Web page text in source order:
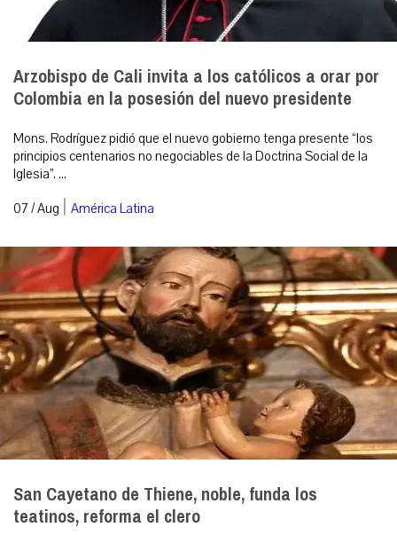
Arzobispo de Cali invita a los católicos a orar por
Colombia en la posesión del nuevo presidente
Mons. Rodríguez pidió que el nuevo gobierno tenga presente “los
principios centenarios no negociables de la Doctrina Social de la
Iglesia”. ...
07 / Aug | América Latina
San Cayetano de Thiene, noble, funda los
teatinos, reforma el clero